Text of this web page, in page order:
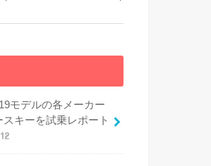
モデルの各メーカー
スキーを試乗レポート